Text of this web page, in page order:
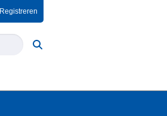
Registreren